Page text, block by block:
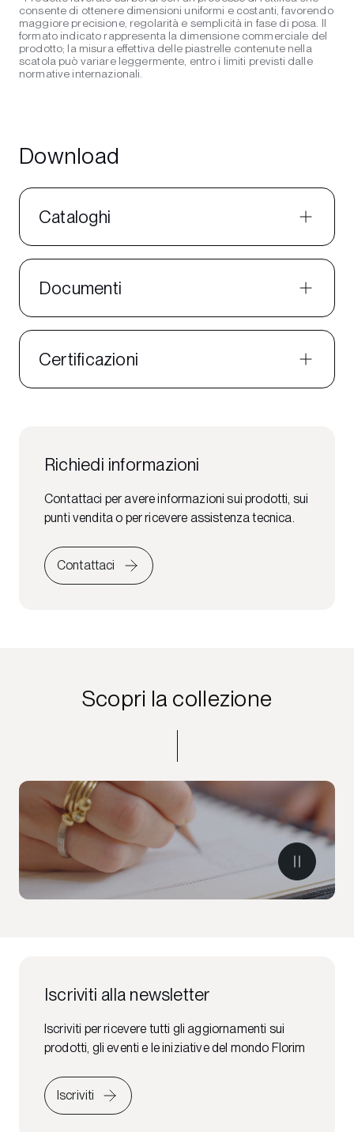
consente di ottenere dimensioni uniformi e costanti, favorendo
maggiore precisione, regolarità e semplicità in fase di posa. Il
formato indicato rappresenta la dimensione commerciale del
prodotto; la misura effettiva delle piastrelle contenute nella
scatola può variare leggermente, entro i limiti previsti dalle
normative internazionali.
Download
Cataloghi
Documenti
Certificazioni
Richiedi informazioni
Contattaci per avere informazioni sui prodotti, sui
punti vendita o per ricevere assistenza tecnica.
Contattaci
Scopri la collezione
Iscriviti alla newsletter
Iscriviti per ricevere tutti gli aggiornamenti sui
prodotti, gli eventi e le iniziative del mondo Florim
Iscriviti